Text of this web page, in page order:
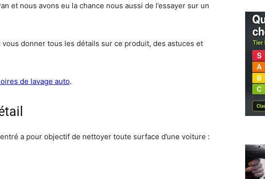
et nous avons eu la chance nous aussi de l’essayer sur un
donner tous les détails sur ce produit, des astuces et
de lavage auto.
a pour objectif de nettoyer toute surface d’une voiture :